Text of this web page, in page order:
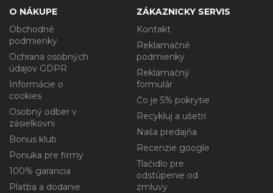
O NÁKUPE
Obchodné
podmienky
Ochrana osobných
údajov GDPR
Informácie o
cookies
Osobný odber v
zásielkovni
Bonus klub
Ponuka pre firmy
100% garancia
Platba a dodanie
ZÁKAZNICKY SERVIS
Kontakt
Reklamačné
podmienky
Reklamačný
formulár
Čo je 5% pokrytie
Recykluj a ušetri
Naša predajňa
Recenzie google
Tlačidlo pre
odstúpenie od
zmluvy